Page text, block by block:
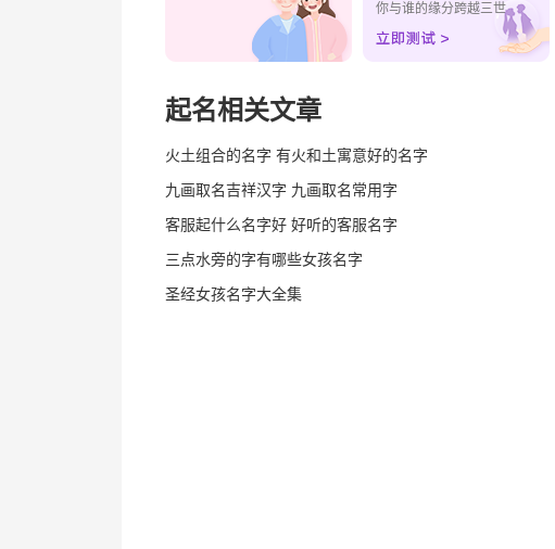
你与谁的缘分跨越三世
起名相关文章
火土组合的名字 有火和土寓意好的名字
九画取名吉祥汉字 九画取名常用字
客服起什么名字好 好听的客服名字
三点水旁的字有哪些女孩名字
圣经女孩名字大全集